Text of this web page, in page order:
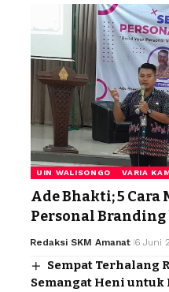
UIN WALISONGO VARIA
Ade Bhakti; 5
Personal
Redaksi SKM Amanat 6 Juni
Sempat Terhalang
Semangat Heni untuk